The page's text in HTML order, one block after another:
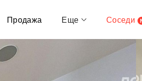
Продажа Еще Соседи